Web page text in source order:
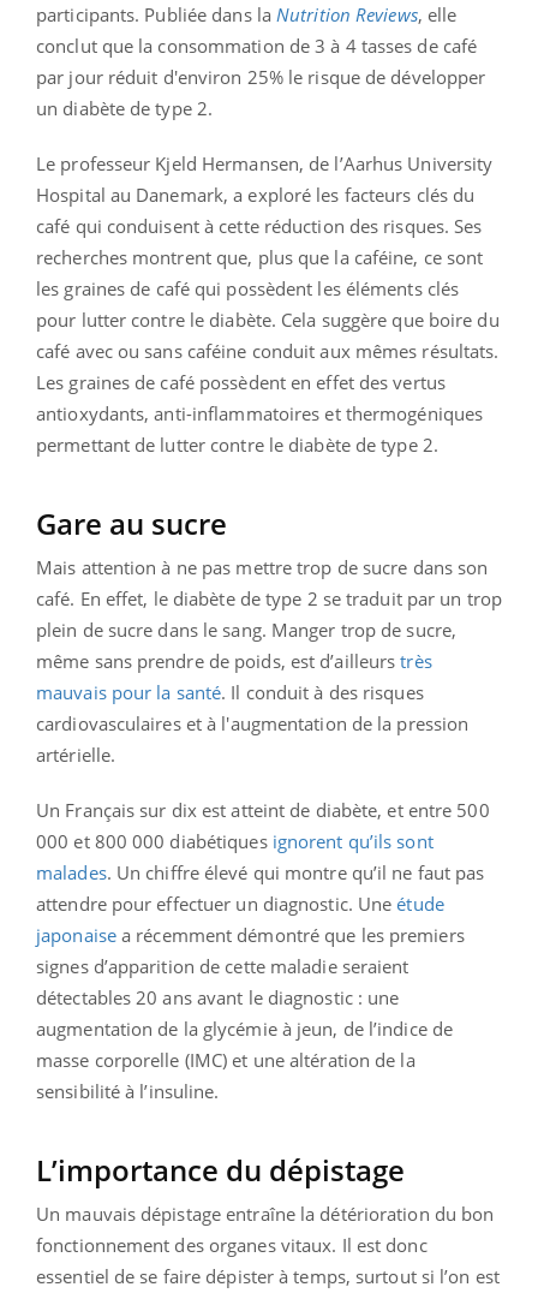
participants. Publiée dans la Nutrition Reviews, elle
conclut que la consommation de 3 à 4 tasses de café
par jour réduit d'environ 25% le risque de développer
un diabète de type 2.
Le professeur Kjeld Hermansen, de l’Aarhus University
Hospital au Danemark, a exploré les facteurs clés du
café qui conduisent à cette réduction des risques. Ses
recherches montrent que, plus que la caféine, ce sont
les graines de café qui possèdent les éléments clés
pour lutter contre le diabète. Cela suggère que boire du
café avec ou sans caféine conduit aux mêmes résultats.
Les graines de café possèdent en effet des vertus
antioxydants, anti-inflammatoires et thermogéniques
permettant de lutter contre le diabète de type 2.
Gare au sucre
Mais attention à ne pas mettre trop de sucre dans son
café. En effet, le diabète de type 2 se traduit par un trop
plein de sucre dans le sang. Manger trop de sucre,
même sans prendre de poids, est d’ailleurstrès
mauvais pour la santé. Il conduit à des risques
cardiovasculaires et à l'augmentation de la pression
artérielle.
Un Français sur dix est atteint de diabète, et entre 500
000 et 800 000 diabétiques ignorent qu’ils sont
malades. Un chiffre élevé qui montre qu’il ne faut pas
attendre pour effectuer un diagnostic. Uneétude
japonaisea récemment démontré que les premiers
signes d’apparition de cette maladie seraient
détectables 20 ans avant le diagnostic : une
augmentation de la glycémie à jeun, de l’indice de
masse corporelle (IMC) et une altération de la
sensibilité à l’insuline.
L’importance du dépistage
Un mauvais dépistage entraîne la détérioration du bon
fonctionnement des organes vitaux. Il est donc
essentiel de se faire dépister à temps, surtout si l’on est